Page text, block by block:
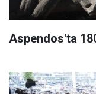
Aspendos'ta